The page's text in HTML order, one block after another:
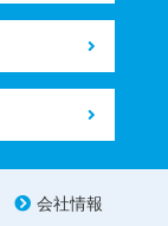
会社情報